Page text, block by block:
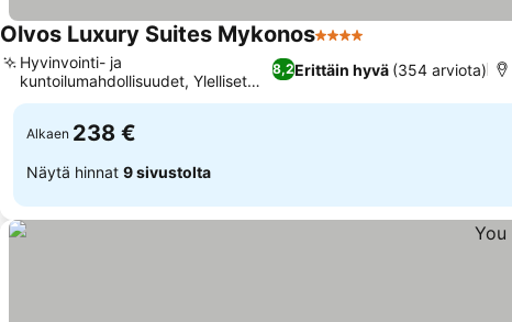
Olvos Luxury Suites Mykonos4 Tähtiluokitus
8,2Erittäin hyvä (354 arviota)
Hyvinvointi- ja
kuntoilumahdollisuudet, Ylelliset
huoneominaisuudet
Alkaen 238 €
Näytä hinnat 9 sivustolta